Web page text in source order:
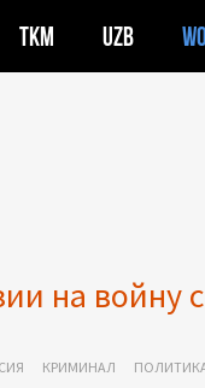
TKM UZB
на войну
КРИМИНАЛ